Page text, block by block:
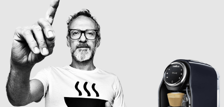
рішення
Блог
Умови